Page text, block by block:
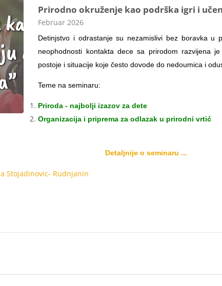
Prirodno okruženje kao podrška igri i
Kategorija kursa
Februar 2026
Detinjstvo i odrastanje su nezamislivi bez boravka
neophodnosti kontakta dece sa prirodom razvijena
postoje i situacije koje često dovode do nedoumica i
Teme na seminaru:
Priroda - najbolji izazov za dete
Organizacija i priprema za odlazak u prirodni vrtić
Detaljnije o seminaru ...
Stojadinovic- Rudnjanin